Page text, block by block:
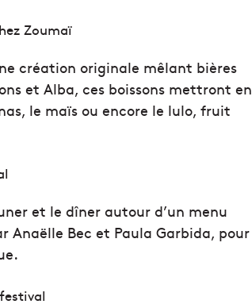
Zoumaï
création originale mêlant bières
et Alba, ces boissons mettront en
le maïs ou encore le lulo, fruit
et le dîner autour d’un menu
Anaëlle Bec et Paula Garbida, pour